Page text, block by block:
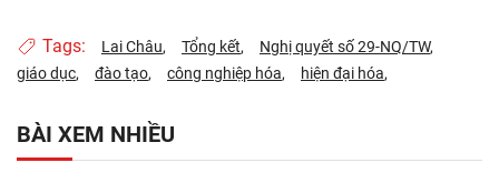
Tags: Lai Châu Tổng kết
Nghị quyết số 29-NQ/TW
giáo dục
đào tạo công nghiệp hóa hiện đại hóa
BÀI XEM NHIỀU